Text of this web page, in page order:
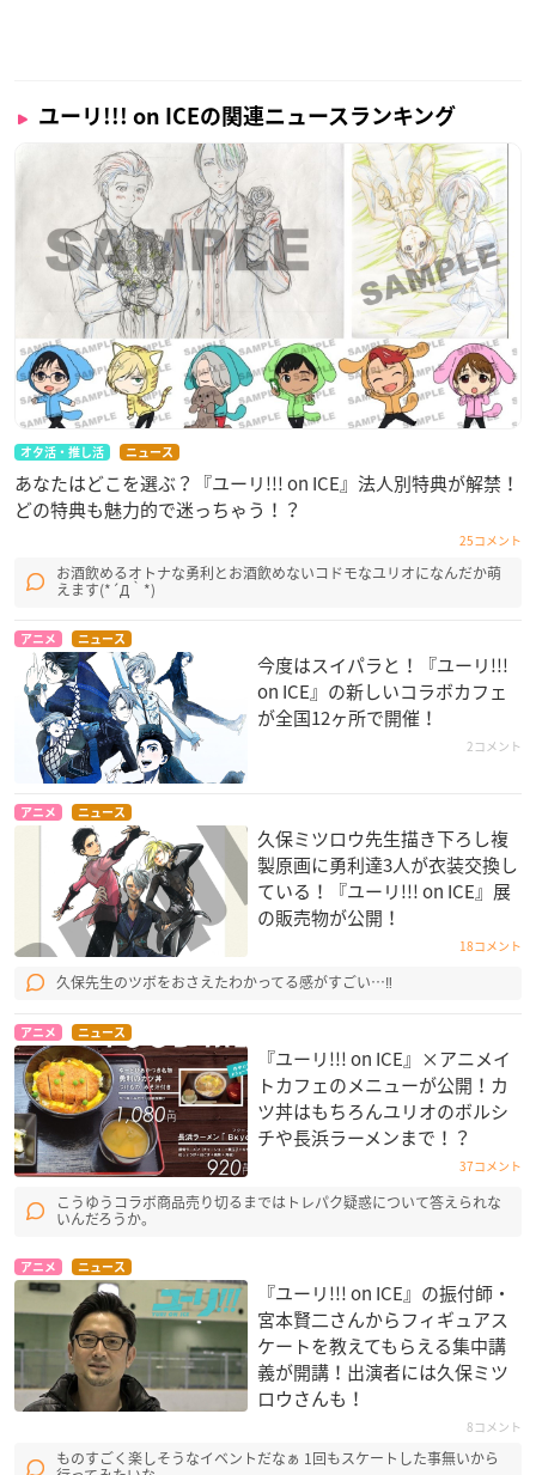
ユーリ!!! on ICEの関連ニュースランキング
オタ活・推し活 ニュース
あなたはどこを選ぶ？『ユーリ!!! on ICE』法人別特典が解禁！
どの特典も魅力的で迷っちゃう！？
25コメント
お酒飲めるオトナな勇利とお酒飲めないコドモなユリオになんだか萌
えます(*´Д｀*)
アニメ ニュース
今度はスイパラと！『ユーリ!!!
on ICE』の新しいコラボカフェ
が全国12ヶ所で開催！
2コメント
アニメ ニュース
久保ミツロウ先生描き下ろし複
製原画に勇利達3人が衣装交換し
ている！『ユーリ!!! on ICE』展
の販売物が公開！
18コメント
久保先生のツボをおさえたわかってる感がすごい…‼
アニメ ニュース
『ユーリ!!! on ICE』×アニメイ
トカフェのメニューが公開！カ
ツ丼はもちろんユリオのボルシ
チや長浜ラーメンまで！？
37コメント
こうゆうコラボ商品売り切るまではトレパク疑惑について答えられな
いんだろうか。
アニメ ニュース
『ユーリ!!! on ICE』の振付師・
宮本賢二さんからフィギュアス
ケートを教えてもらえる集中講
義が開講！出演者には久保ミツ
ロウさんも！
8コメント
ものすごく楽しそうなイベントだなぁ 1回もスケートした事無いから